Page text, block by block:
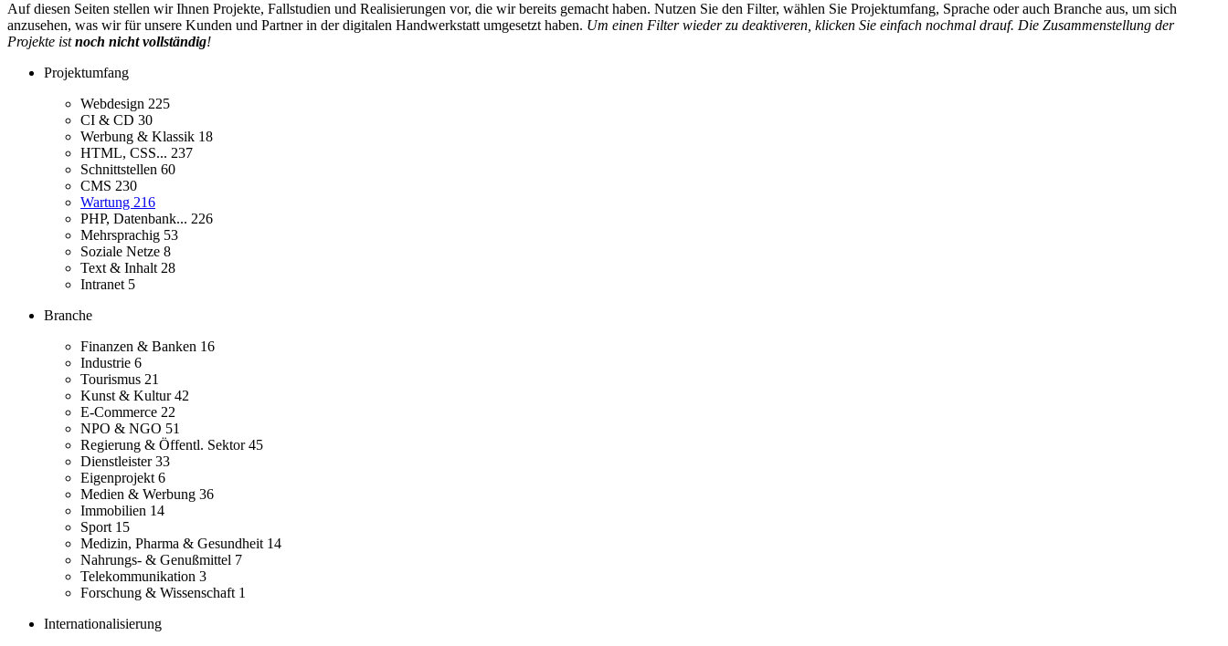
Auf diesen Seiten stellen wir Ihnen Projekte, Fallstudien und Realisierungen vor, die wir bereits gemacht haben. Nutzen Sie den Filter, wählen Sie Projektumfang, Sprache oder auch Branche aus, um sich
anzusehen, was wir für unsere Kunden und Partner in der digitalen Handwerkstatt umgesetzt haben. Um einen Filter wieder zu deaktiveren, klicken Sie einfach nochmal drauf. Die Zusammenstellung der
Projekte istnoch nicht vollständig!
Projektumfang
Webdesign 225
CI & CD 30
Werbung & Klassik 18
HTML, CSS... 237
Schnittstellen 60
CMS 230
Wartung 216
PHP, Datenbank... 226
Mehrsprachig 53
Soziale Netze 8
Text & Inhalt 28
Intranet 5
Branche
Finanzen & Banken 16
Industrie 6
Tourismus 21
Kunst & Kultur42
E-Commerce 22
NPO & NGO 51
Regierung & Öffentl. Sektor45
Dienstleister33
Eigenprojekt 6
Medien & Werbung 36
Immobilien 14
Sport 15
Medizin, Pharma & Gesundheit 14
Nahrungs- & Genußmittel 7
Telekommunikation 3
Forschung & Wissenschaft 1
Internationalisierung